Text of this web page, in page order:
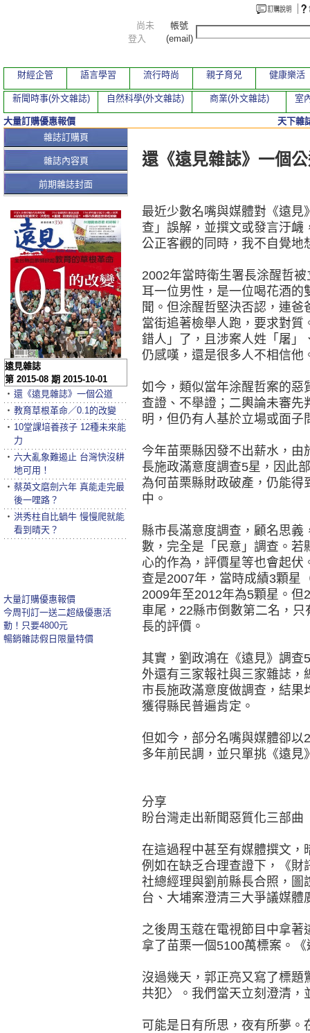
本期文章
還《遠見雜誌》一個
最近少數名嘴與媒體對《遠見
查」誤解，並撰文或發言汙
公正客觀的同時，我不自覺地
2002年當時衛生署長涂醒哲
耳一位男性，是一位喝花酒
聞。但涂醒哲堅決否認，連
當街追著檢舉人跑，要求對
錯人」了，且涉案人姓「屠」
仍感嘆，還是很多人不相信他
如今，類似當年涂醒哲案的惡
查證、不舉證；二輿論未審
明，但仍有人基於立場或面子
今年苗栗縣因發不出薪水，
長施政滿意度調查5星，因此
為何苗栗縣財政破產，仍能得
中。
縣市長滿意度調查，顧名思義
數，完全是「民意」調查。若
心的作為，評價星等也會起
查是2007年，當時成績3顆星
2009年至2012年為5顆星。
車尾，22縣市倒數第二名，
長的評價。
其實，劉政鴻在《遠見》調
外還有三家報社與三家雜誌
市長施政滿意度做調查，結
獲得縣民普遍肯定。
但如今，部分名嘴與媒體卻以
多年前民調，並只單挑《遠見
分享
盼台灣走出新聞惡質化三部曲
在這過程中甚至有媒體撰文，
例如在缺乏合理查證下，《財
社總經理與劉前縣長合照，圖
台、大埔案澄清三大爭議媒
之後周玉蔻在電視節目中拿
拿了苗栗一個5100萬標案。
沒過幾天，郭正亮又寫了標
共犯〉。我們當天立刻澄清，
可能是日有所思，夜有所夢
雜誌訂購頁
雜誌內容頁
前期雜誌封面
遠見雜誌
第 2015-08 期 2015-10-01
‧ 還《遠見雜誌》一個公道
‧ 教育草根革命／0.1的改變
‧ 10堂課培養孩子 12種未來能
力
‧ 六大亂象難遏止 台灣快沒耕
地可用！
‧ 蔡英文磨劍六年 真能走完最
後一哩路？
‧ 洪秀柱自比蝸牛 慢慢爬就能
看到晴天？
大量訂購優惠報價
今周刊訂一送二超級優惠活
動！只要4800元
暢銷雜誌假日限量特價
尚未
登入
帳號
(email)
財經企管 語言學習 流行時尚 親子育兒 健康樂活
新聞時事(外文雜誌) 自然科學(外文雜誌) 商業(外文雜誌) 室
大量訂購優惠報價 天下雜